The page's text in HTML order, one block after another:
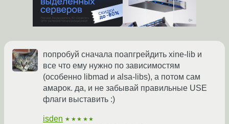
попробуй сначала поапгрейдить xine-lib и
все что ему нужно по зависимостям
(особенно libmad и alsa-libs), а потом сам
амарок. да, и не забывай правильные USE
флаги выставить :)
isden ★★★★★